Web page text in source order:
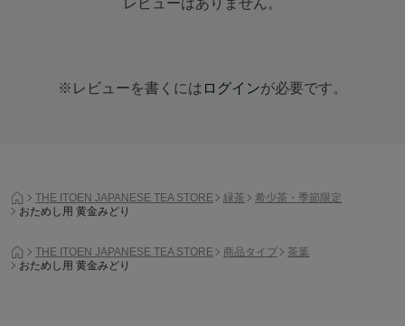
レビューはありません。
※レビューを書くには ログインが必要です。
THE ITOEN JAPANESE TEA STORE 緑茶
希少茶・季節限定
おためし用 黄金みどり
THE ITOEN JAPANESE TEA STORE 商品タイプ
茶葉
おためし用 黄金みどり